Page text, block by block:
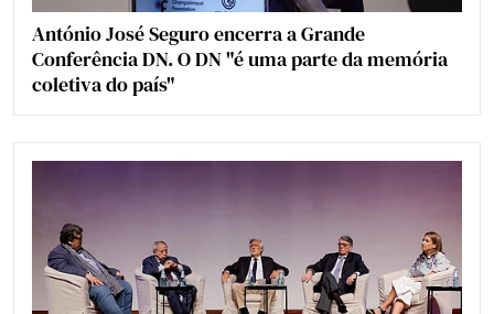
António José Seguro encerra a Grande
Conferência DN. O DN "é uma parte da memória
coletiva do país"